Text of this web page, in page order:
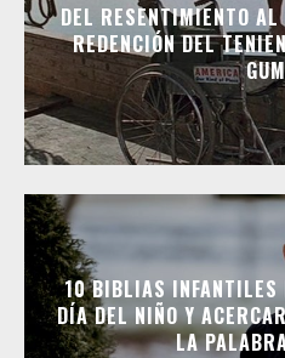
DEL RESENTIMIENTO
REDENCIÓN DEL
10 BIBLIAS INFANTILES
DÍA DEL NIÑO Y
LA